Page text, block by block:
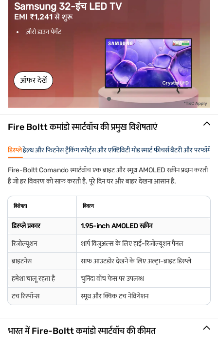
Samsung 32-इंच LED TV
EMI ₹1,241 से शुरू
ज़ीरो डाउन पेमेंट
ऑफर देखें
Fire Boltt कमांडो स्मार्टवॉच की प्रमुख विशेषताएं
डिस्प्लेहेल्थ और फिटनेस ट्रैकिंगस्पोर्ट्स और एक्टिविटी मोडस्मार्ट फीचर्सबैटरी और परफॉर्मेंस
Fire-Boltt Comando स्मार्टवॉच एक ब्राइट और स्मूथ AMOLED स्क्रीन प्रदान करती
है जो हर विवरण को साफ करती है. पूरे दिन घर और बाहर देखना आसान है.
विशेषता विवरण
डिस्प्ले प्रकार 1.95-inch AMOLED स्क्रीन
रिज़ोल्यूशन शार्प विजुअल्स के लिए हाई-रिज़ोल्यूशन पैनल
ब्राइटनेस साफ आउटडोर देखने के लिए अल्ट्रा-ब्राइट डिस्प्ले
हमेशा चालू रहता है चुनिंदा वॉच फेस पर उपलब्ध
टच रिस्पॉन्स स्मूथ और क्विक टच नेविगेशन
भारत में Fire-Boltt कमांडो स्मार्टवॉच की कीमत